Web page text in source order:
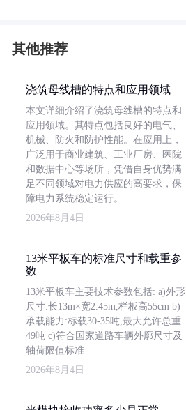
其他推荐
浇筑母线槽的特点和应用领域
本文详细介绍了浇筑母线槽的特点和
应用领域。其特点包括良好的电气、
机械、防火和防护性能。在应用上，
广泛用于商业建筑、工业厂房、医院
和数据中心等场所，凭借自身优势满
足不同领域对电力供应的高要求，保
障电力系统稳定运行。
2026年8月4日
13米平板车的标准尺寸和载重参
数
13米平板车主要技术参数包括: a)外形
尺寸:长13m×宽2.45m,栏板高55cm b)
承载能力:标载30-35吨,最大允许总重
49吨 c)符合国家道路车辆外廓尺寸及
轴荷限值标准
2026年8月4日